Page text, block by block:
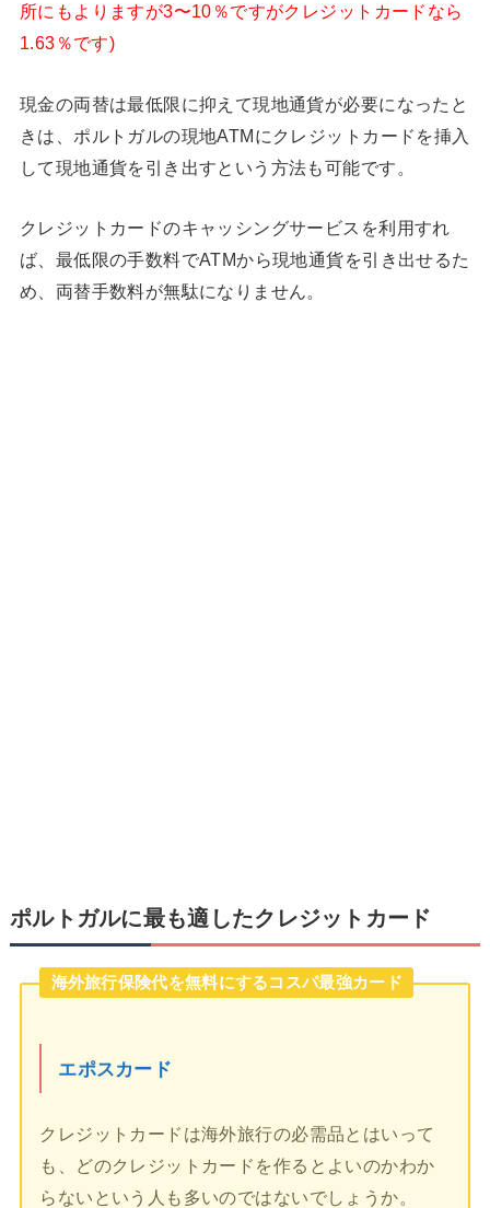
所にもよりますが3〜10％ですがクレジットカードなら
1.63％です)
現金の両替は最低限に抑えて現地通貨が必要になったと
きは、ポルトガルの現地ATMにクレジットカードを挿入
して現地通貨を引き出すという方法も可能です。
クレジットカードのキャッシングサービスを利用すれ
ば、最低限の手数料でATMから現地通貨を引き出せるた
め、両替手数料が無駄になりません。
ポルトガルに最も適したクレジットカード
海外旅行保険代を無料にするコスパ最強カード
エポスカード
クレジットカードは海外旅行の必需品とはいって
も、どのクレジットカードを作るとよいのかわか
らないという人も多いのではないでしょうか。